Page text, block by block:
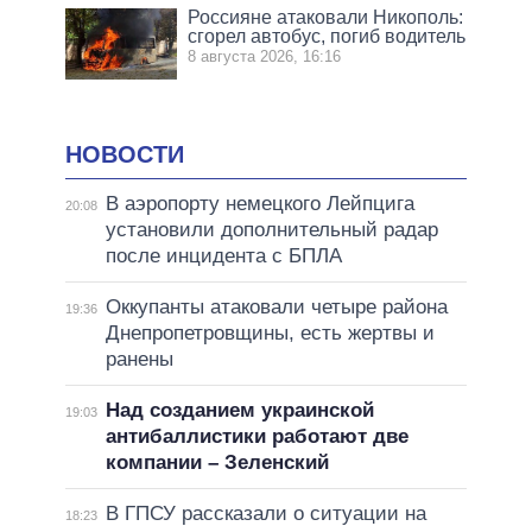
Россияне атаковали Никополь:
сгорел автобус, погиб водитель
8 августа 2026, 16:16
НОВОСТИ
20:08
В аэропорту немецкого Лейпцига
установили дополнительный радар
после инцидента с БПЛА
19:36 Оккупанты атаковали четыре района
Днепропетровщины, есть жертвы и
ранены
19:03
Над созданием украинской
антибаллистики работают две
компании – Зеленский
18:23
В ГПСУ рассказали о ситуации на